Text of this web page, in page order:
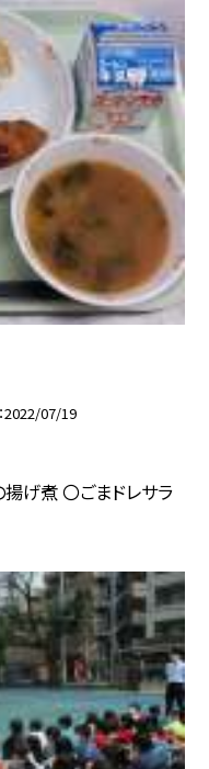
2022/07/19
げ煮 〇ごまドレサラ